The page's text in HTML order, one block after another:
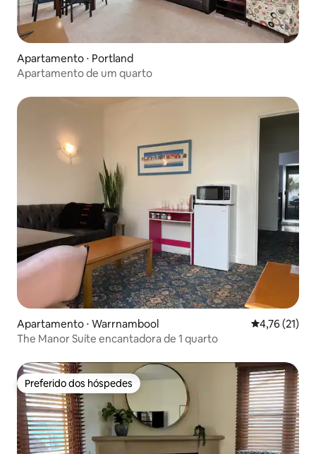
Apartamento ⋅ Portland
Apartamento de um quarto
Apartamento ⋅ Warrnambool 4,76 de uma
4,76 (21)
The Manor Suíte encantadora de 1 quarto
Preferido dos hóspedes
Preferido dos hóspedes